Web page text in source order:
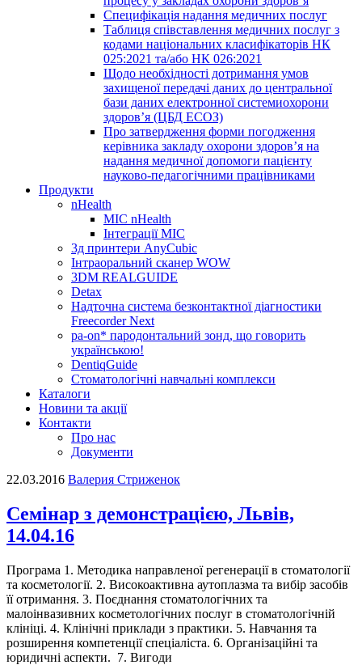
Специфікація надання медичних послуг
Таблиця співставлення медичних послуг з
кодами національних класифікаторів НК
025:2021 та/або НК 026:2021
Щодо необхідності дотримання умов
захищеної передачі даних до центральної
бази даних електронної системиохорони
здоров’я (ЦБД ЕСОЗ)
Про затвердження форми погодження
керівника закладу охорони здоров’я на
надання медичної допомоги пацієнту
науково-педагогічними працівниками
Продукти
nHealth
МІС nHealth
Інтеграції МІС
3д принтери AnyCubic
Інтраоральний сканер WOW
3DM REALGUIDE
Detax
Надточна система безконтактної діагностики
Freecorder Next
pa-on* пародонтальний зонд, що говорить
українською!
DentiqGuide
Стоматологічні навчальні комплекси
Каталоги
Новини та акції
Контакти
Про нас
Документи
22.03.2016 Валерия Стриженок
Семінар з демонстрацією, Львів,
14.04.16
Програма 1. Методика направленої регенерації в стоматології
та косметології. 2. Високоактивна аутоплазма та вибір засобів
її отримання. 3. Поєднання стоматологічних та
малоінвазивних косметологічних послуг в стоматологічній
клініці. 4. Клінічні приклади з практики. 5. Навчання та
розширення компетенції спеціаліста. 6. Організаційні та
юридичні аспекти. 7. Вигоди